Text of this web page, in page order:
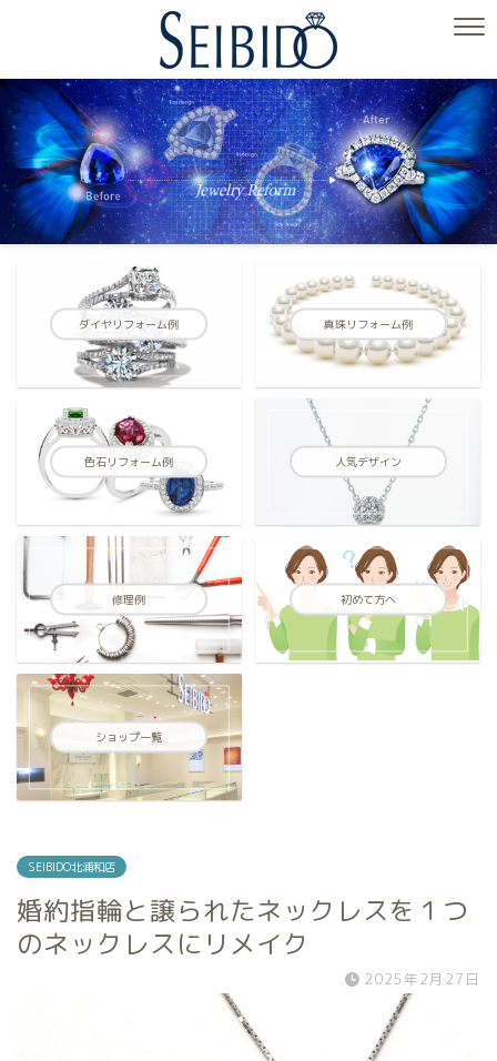
ダイヤリフォーム例 真珠リフォーム例
色石リフォーム例 人気デザイン
修理例 初めて方へ
ショップ一覧
SEIBIDO北浦和店
婚約指輪と譲られたネックレスを１つ
のネックレスにリメイク
2025年2月27日